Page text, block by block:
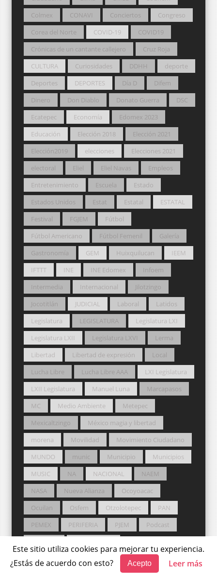
Este sitio utiliza cookies para mejorar tu experiencia.
¿Estás de acuerdo con esto?
Acepto Leer más
Colmex
CONAVI Conciertos
Congreso
Corea del Norte
COVID-19
COVID19
Crónicas de un cantante callejero
Cruz Roja
CULTURA
Curiosidades DDHH
deporte
Deportes
DEPORTES Día D
Difem
Dinero
Don Diablo Donato Guerra
DSC
Ecatepec
Economía
Edomex 2023
Educación
Elección 2018
Elección 2021
Elección2019
elecciones
Elecciones 2021
electoral
Eliel Eliel Navas
Empleos
Entretenimiento
Escuela
Estado
Estados Unidos
Estat Estatal
ESTATAL
Festival
FGJEM
Fútbol
Fútbol Americano
Fútbol Femenil
Galería
Gastronomía
GEM Huixquilucan
IEEM
IFTTT
INE INE Edomex
Infoem
Intermedia
Internacional
Jilotzingo
Jocotitlán
JUDICIAL Laboral
Latidos
Legislatura
LEGISLATURA
Legislatura LXI
Legislatura LXII
Legislatura LXVI
Lerma
Libertad
Libertad de expresión
Local
Lucha Libre
Lucha Libre AAA
LXI Legislatura
LXII Legislatura
Manuel Luna
Marcapasos
MC
Medio Ambiente
Metepec
Mexicaltzingo
México magia y libertad
morena
Movilidad
Movimiento Ciudadano
MUNDO
munic Municipio
Municipios
MUSIC
NA NACIONAL
NAEM
NASA
Nueva Alianza
Ocoyoacac
Ocuilan
Osfem Otzolotepec
PAN
PEMEX
PERIFERIA PJEM
Podcast
Poder Judicial del Estado de México
PRD